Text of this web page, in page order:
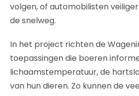
volgen, of automobilisten
de snelweg.
In het project richten de
toepassingen die boeren
lichaamstemperatuur, de
van hun dieren. Zo kunnen de